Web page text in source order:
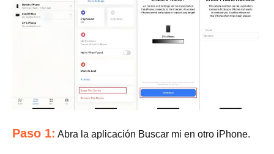
Paso 1: Abra la aplicación Buscar mi en otro iPhone.